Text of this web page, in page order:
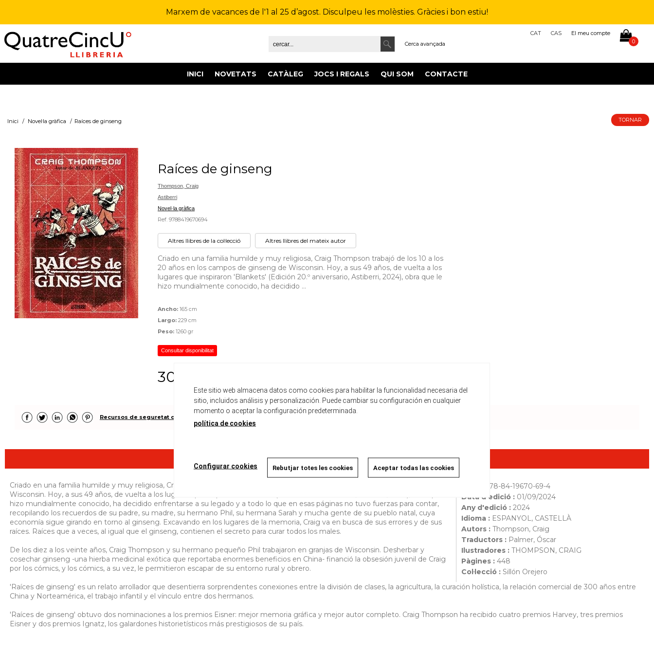
Marxem de vacances de l'1 al 25 d’agost. Disculpeu les molèsties. Gràcies i bon estiu!
CAT CAS
El meu compte
0
INICI NOVETATS CATÀLEG JOCS I REGALS QUI SOM CONTACTE
Cerca avançada
Inici / Novel·la gràfica / Raíces de ginseng TORNAR
Raíces de ginseng
Thompson, Craig
Astiberri
Novel·la gràfica
Ref. 9788419670694
Altres llibres de la col·lecció Altres llibres del mateix autor
Criado en una familia humilde y muy religiosa, Craig Thompson trabajó de los 10 a los
20 años en los campos de ginseng de Wisconsin. Hoy, a sus 49 años, de vuelta a los
lugares que inspiraron 'Blankets' (Edición 20.º aniversario, Astiberri, 2024), obra que le
hizo mundialmente conocido, ha decidido ...
Ancho: 165 cm
Largo: 229 cm
Peso: 1260 gr
Consultar disponibilitat
30,00 €
Recursos de seguretat del producte
Descripció
978-84-19670-69-4
Data d'edició : 01/09/2024
Any d'edició : 2024
Idioma : ESPANYOL, CASTELLÀ
Autors : Thompson, Craig
Traductors : Palmer, Óscar
Ilustradores : THOMPSON, CRAIG
Pàgines : 448
Col·lecció : Sillón Orejero
Criado en una familia humilde y muy religiosa, Craig Thompson trabajó de los 10 a los 20 años en los campos de ginseng de
Wisconsin. Hoy, a sus 49 años, de vuelta a los lugares que inspiraron 'Blankets' (Edición 20.º aniversario, Astiberri, 2024), obra que le
hizo mundialmente conocido, ha decidido enfrentarse a su legado y a todo lo que en esas páginas no tuvo fuerzas para contar,
recopilando los recuerdos de su padre, su madre, su hermano Phil, su hermana Sarah y mucha gente de su pueblo natal, cuya
economía sigue girando en torno al ginseng. Excavando en los lugares de la memoria, Craig va en busca de sus errores y de sus
raíces. Raíces que a veces, al igual que el ginseng, contienen el secreto para curar todos los males.
De los diez a los veinte años, Craig Thompson y su hermano pequeño Phil trabajaron en granjas de Wisconsin. Desherbar y
cosechar ginseng -una hierba medicinal exótica que reportaba enormes beneficios en China- financió la obsesión juvenil de Craig
por los cómics, y los cómics, a su vez, le permitieron escapar de su entorno rural y obrero.
'Raíces de ginseng' es un relato arrollador que desentierra sorprendentes conexiones entre la división de clases, la agricultura, la curación holística, la relación comercial de 300 años entre
China y Norteamérica, el trabajo infantil y el vínculo entre dos hermanos.
'Raíces de ginseng' obtuvo dos nominaciones a los premios Eisner: mejor memoria gráfica y mejor autor completo. Craig Thompson ha recibido cuatro premios Harvey, tres premios
Eisner y dos premios Ignatz, los galardones historietísticos más prestigiosos de su país.
Este sitio web almacena datos como cookies para habilitar la funcionalidad necesaria del
sitio, incluidos análisis y personalización. Puede cambiar su configuración en cualquier
momento o aceptar la configuración predeterminada.
política de cookies
Configurar cookies Rebutjar totes les cookies Aceptar todas las cookies